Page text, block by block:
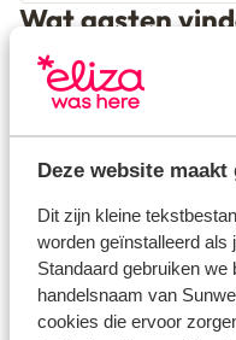
Deze website
Dit zijn kleine
worden geïnstalleerd als
Standaard gebruiken we
handelsnaam van
cookies die ervoor
Wat gasten
Dit zijn 100% echte
jou voorgingen.
9.1 82 ervaringen
5.1 Gemiddeld
Ik zou er niet nog
ontbijt was altijd
Ik zou er niet nog
ontbijt was altijd